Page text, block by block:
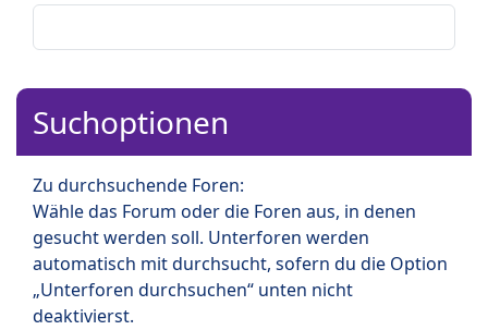
Suchoptionen
Zu durchsuchende Foren:
Wähle das Forum oder die Foren aus, in denen
gesucht werden soll. Unterforen werden
automatisch mit durchsucht, sofern du die Option
„Unterforen durchsuchen“ unten nicht
deaktivierst.